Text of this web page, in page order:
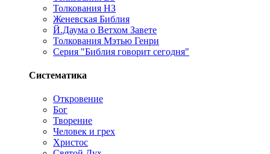
Толкования НЗ
Женевская Библия
Й.Даума о Ветхом Завете
Толкования Мэтью Генри
Серия "Библия говорит сегодня"
Систематика
Откровение
Бог
Творение
Человек и грех
Христос